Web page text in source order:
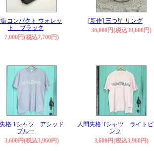
コンパクト ウォレッ
ト ブラック
7,000円(税込7,700円)
[新作] 三つ星 リング
36,000円(税込39,600円)
格 Tシャツ アシッド
ブルー
3,600円(税込3,960円)
人間失格 Tシャツ ライトピ
ンク
3,600円(税込3,960円)